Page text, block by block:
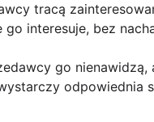
tracą
interesuje, bez
go
odpowiednia